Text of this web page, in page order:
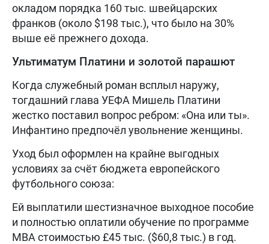
окладом порядка 160 тыс. швейцарских
франков (около $198 тыс.), что было на 30%
выше её прежнего дохода.
Ультиматум Платини и золотой парашют
Когда служебный роман всплыл наружу,
тогдашний глава УЕФА Мишель Платини
жестко поставил вопрос ребром: «Она или ты».
Инфантино предпочёл увольнение женщины.
Уход был оформлен на крайне выгодных
условиях за счёт бюджета европейского
футбольного союза:
Ей выплатили шестизначное выходное пособие
и полностью оплатили обучение по программе
MBA стоимостью £45 тыс. ($60,8 тыс.) в год.